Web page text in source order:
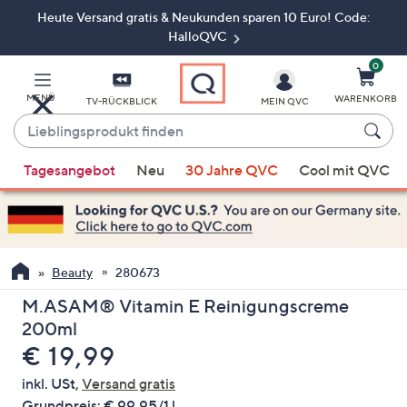
ZumHeute Versand gratis & Neukunden sparen 10 Euro! Code:
HalloQVC
MENÜ TV-RÜCKBLICK
Lieblingsprodukt
finden
Vorschläge
verfügbar
sind,
verwenden
Sie
die
Pfeiltasten
nach
oben
und
nach
MEIN QVC
0
WARENKORB
Tagesangebot Neu 30 Jahre QVC Cool mit QVC
Beauty 280673
M.ASAM® Vitamin E Reinigungscreme
200ml
Gelöscht
€ 19,99
inkl. USt, Versand gratis